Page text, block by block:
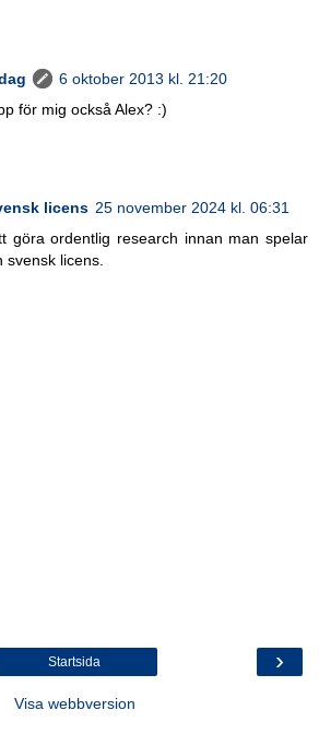
6 oktober 2013 kl. 21:20
för mig också Alex? :)
licens 25 november 2024 kl. 06:31
göra ordentlig research innan man spelar
svensk licens.
›
Startsida
Visa webbversion